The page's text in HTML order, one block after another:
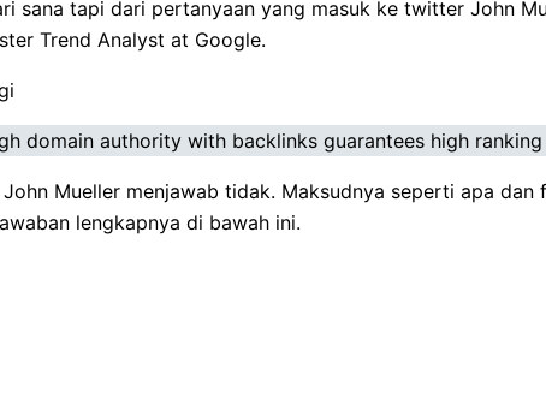
sana tapi dari pertanyaan yang masuk ke twitter John
Trend Analyst at Google.
domain authority with backlinks guarantees high
Mueller menjawab tidak. Maksudnya seperti apa dan
lengkapnya di bawah ini.